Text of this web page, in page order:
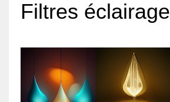
Filtres éclairage